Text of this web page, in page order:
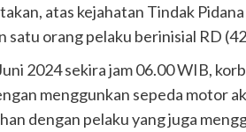
atas kejahatan Tindak
orang pelaku berinisial RD
2024 sekira jam 06.00 WIB,
menggunkan sepeda motor
dengan pelaku yang juga